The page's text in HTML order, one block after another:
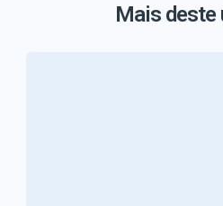
Mais deste